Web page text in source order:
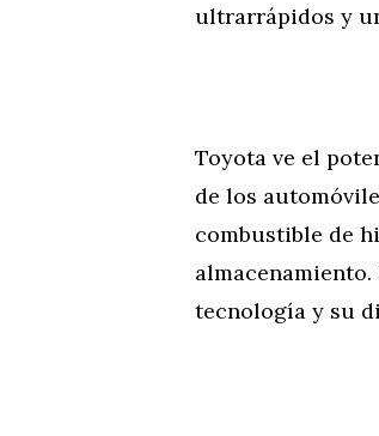
ultrarrápidos y
Toyota ve el
de los
combustible de
tecnología y su